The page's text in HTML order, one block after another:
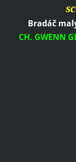
Bradáč
CH. GWENN